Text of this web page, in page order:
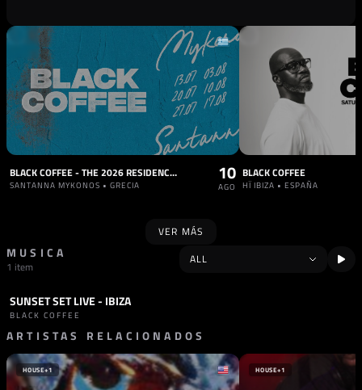
BLACK COFFEE - THE 2026 RESIDENCY AT SANTANNA
SANTANNA MYKONOS • GRECIA
10
AGO
BLACK COFFEE
HÏ IBIZA • ESPAÑA
VER MÁS
MUSICA
1 item
SET HOUSE
SUNSET SET LIVE - IBIZA
BLACK COFFEE
ARTISTAS RELACIONADOS
HOUSE+1 HOUSE+1